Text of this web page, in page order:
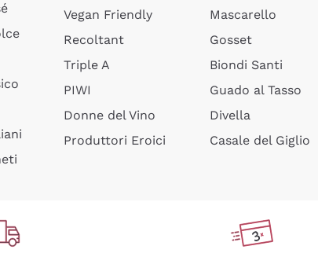
Vegan Friendly
Recoltant
Triple A
PIWI
Donne del Vino
Produttori Eroici
Mascarello
Gosset
Biondi Santi
Guado al Tasso
Divella
Casale del Giglio